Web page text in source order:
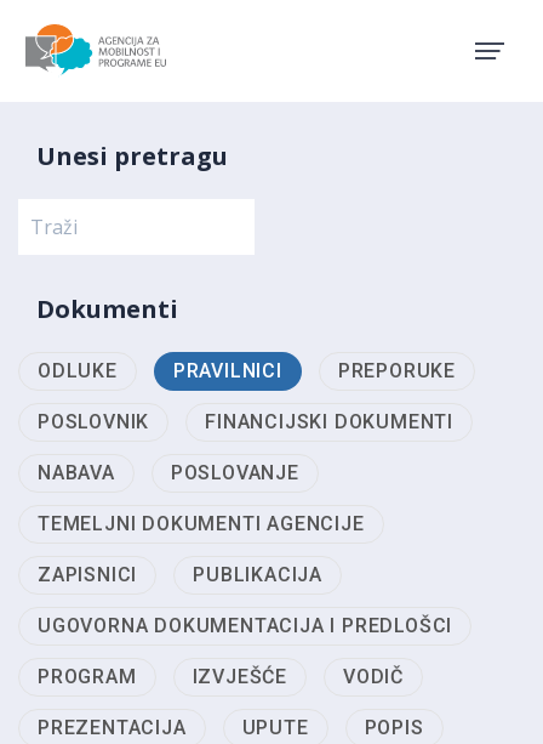
Unesi pretragu
Dokumenti
ODLUKE PRAVILNICI PREPORUKE
POSLOVNIK FINANCIJSKI DOKUMENTI
NABAVA POSLOVANJE
TEMELJNI DOKUMENTI AGENCIJE
ZAPISNICI PUBLIKACIJA
UGOVORNA DOKUMENTACIJA I PREDLOŠCI
PROGRAM IZVJEŠĆE VODIČ
PREZENTACIJA UPUTE POPIS